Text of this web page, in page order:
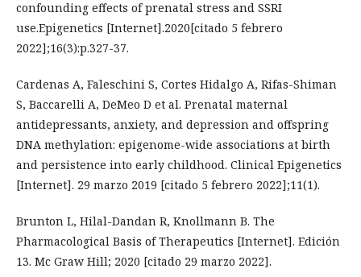
confounding effects of prenatal stress and SSRI
use.Epigenetics [Internet].2020[citado 5 febrero
2022];16(3):p.327-37.
Cardenas A, Faleschini S, Cortes Hidalgo A, Rifas-Shiman
S, Baccarelli A, DeMeo D et al. Prenatal maternal
antidepressants, anxiety, and depression and offspring
DNA methylation: epigenome-wide associations at birth
and persistence into early childhood. Clinical Epigenetics
[Internet]. 29 marzo 2019 [citado 5 febrero 2022];11(1).
Brunton L, Hilal-Dandan R, Knollmann B. The
Pharmacological Basis of Therapeutics [Internet]. Edición
13. Mc Graw Hill; 2020 [citado 29 marzo 2022].